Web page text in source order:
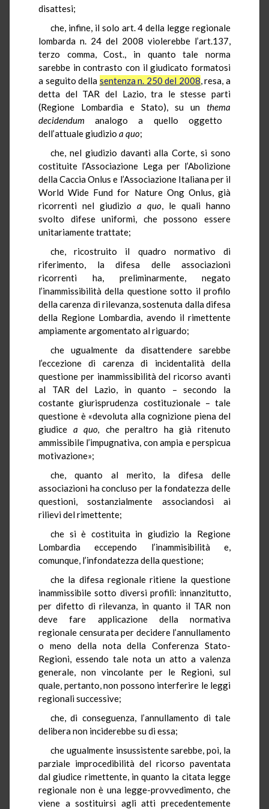
disattesi;
che, infine, il solo art. 4 della legge regionale
lombarda n. 24 del 2008 violerebbe l’art.137,
terzo comma, Cost., in quanto tale norma
sarebbe in contrasto con il giudicato formatosi
a seguito della sentenza n. 250 del 2008, resa, a
detta del TAR del Lazio, tra le stesse parti
(Regione Lombardia e Stato), su un thema
decidendumanalogo a quello oggetto
dell’attuale giudizio a quo;
che, nel giudizio davanti alla Corte, si sono
costituite l’Associazione Lega per l’Abolizione
della Caccia Onlus e l’Associazione Italiana per il
World Wide Fund for Nature Ong Onlus, già
ricorrenti nel giudizio a quo, le quali hanno
svolto difese uniformi, che possono essere
unitariamente trattate;
che, ricostruito il quadro normativo di
riferimento, la difesa delle associazioni
ricorrenti ha, preliminarmente, negato
l’inammissibilità della questione sotto il profilo
della carenza di rilevanza, sostenuta dalla difesa
della Regione Lombardia, avendo il rimettente
ampiamente argomentato al riguardo;
che ugualmente da disattendere sarebbe
l’eccezione di carenza di incidentalità della
questione per inammissibilità del ricorso avanti
al TAR del Lazio, in quanto – secondo la
costante giurisprudenza costituzionale – tale
questione è «devoluta alla cognizione piena del
giudice a quo, che peraltro ha già ritenuto
ammissibile l’impugnativa, con ampia e perspicua
motivazione»;
che, quanto al merito, la difesa delle
associazioni ha concluso per la fondatezza delle
questioni, sostanzialmente associandosi ai
rilievi del rimettente;
che si è costituita in giudizio la Regione
Lombardia eccependo l’inammisibilità e,
comunque, l’infondatezza della questione;
che la difesa regionale ritiene la questione
inammissibile sotto diversi profili: innanzitutto,
per difetto di rilevanza, in quanto il TAR non
deve fare applicazione della normativa
regionale censurata per decidere l’annullamento
o meno della nota della Conferenza Stato-
Regioni, essendo tale nota un atto a valenza
generale, non vincolante per le Regioni, sul
quale, pertanto, non possono interferire le leggi
regionali successive;
che, di conseguenza, l’annullamento di tale
delibera non inciderebbe su di essa;
che ugualmente insussistente sarebbe, poi, la
parziale improcedibilità del ricorso paventata
dal giudice rimettente, in quanto la citata legge
regionale non è una legge-provvedimento, che
viene a sostituirsi agli atti precedentemente